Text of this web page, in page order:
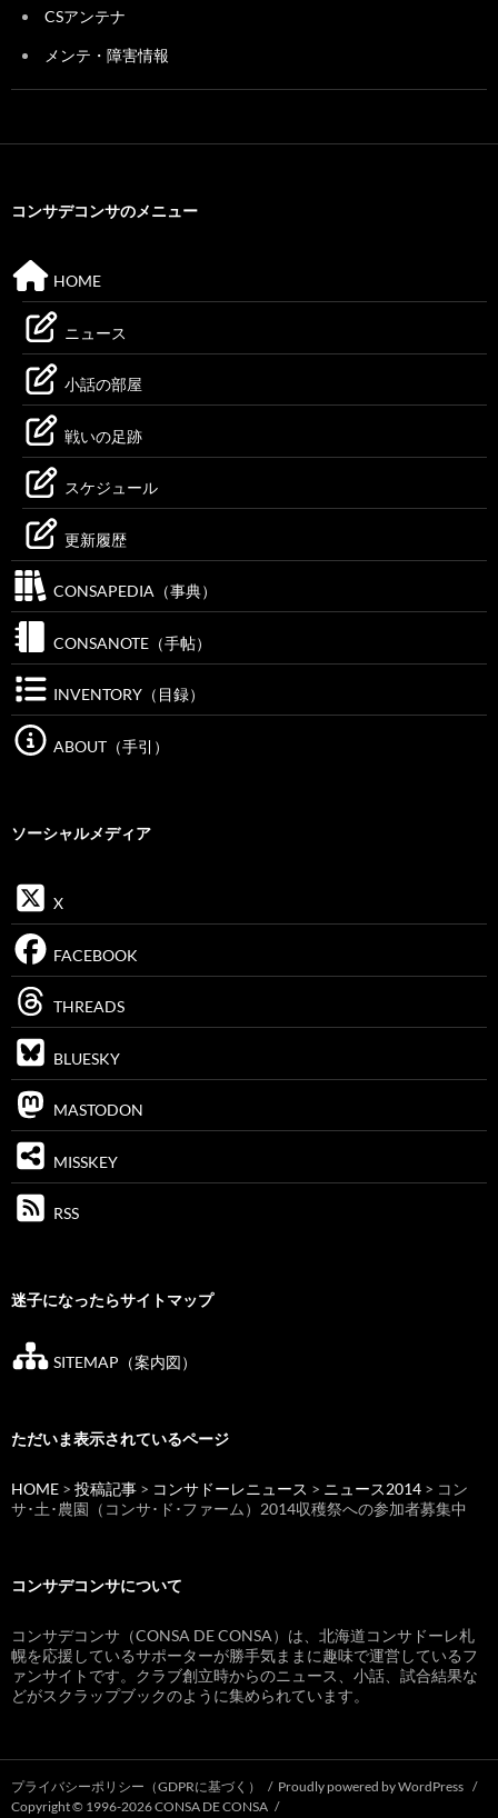
CSアンテナ
メンテ・障害情報
コンサデコンサのメニュー
HOME
ニュース
小話の部屋
戦いの足跡
スケジュール
更新履歴
CONSAPEDIA（事典）
CONSANOTE（手帖）
INVENTORY（目録）
ABOUT（手引）
ソーシャルメディア
X
FACEBOOK
THREADS
BLUESKY
MASTODON
MISSKEY
RSS
迷子になったらサイトマップ
SITEMAP（案内図）
ただいま表示されているページ
HOME > 投稿記事 > コンサドーレニュース > ニュース2014 > コン
サ･土･農園（コンサ･ド･ファーム）2014収穫祭への参加者募集中
コンサデコンサについて
コンサデコンサ（CONSA DE CONSA）は、北海道コンサドーレ札
幌を応援しているサポーターが勝手気ままに趣味で運営しているフ
ァンサイトです。クラブ創立時からのニュース、小話、試合結果な
どがスクラップブックのように集められています。
プライバシーポリシー（GDPRに基づく）
Proudly powered by WordPress
Copyright © 1996-2026 CONSA DE CONSA